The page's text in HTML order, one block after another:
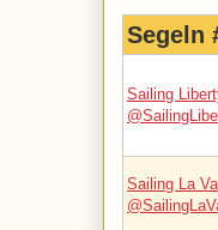
Segeln
Sailing
Sailing La